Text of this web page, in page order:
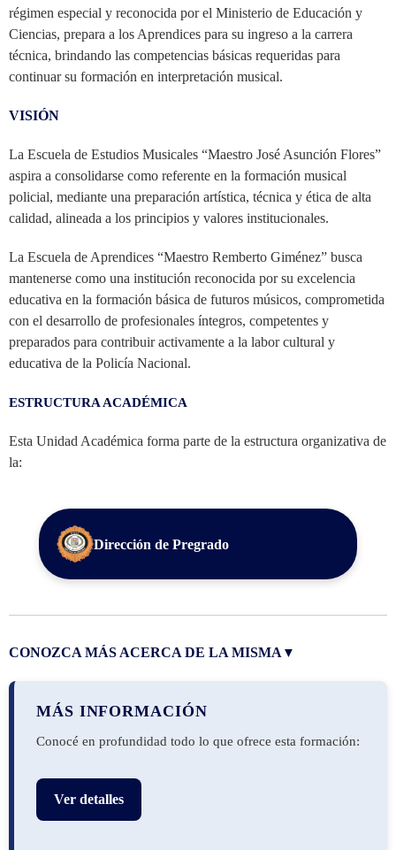
régimen especial y reconocida por el Ministerio de Educación y
Ciencias, prepara a los Aprendices para su ingreso a la carrera
técnica, brindando las competencias básicas requeridas para
continuar su formación en interpretación musical.
VISIÓN
La Escuela de Estudios Musicales “Maestro José Asunción Flores”
aspira a consolidarse como referente en la formación musical
policial, mediante una preparación artística, técnica y ética de alta
calidad, alineada a los principios y valores institucionales.
La Escuela de Aprendices “Maestro Remberto Giménez” busca
mantenerse como una institución reconocida por su excelencia
educativa en la formación básica de futuros músicos, comprometida
con el desarrollo de profesionales íntegros, competentes y
preparados para contribuir activamente a la labor cultural y
educativa de la Policía Nacional.
ESTRUCTURA ACADÉMICA
Esta Unidad Académica forma parte de la estructura organizativa de
la:
Dirección de Pregrado
CONOZCA MÁS ACERCA DE LA MISMA ▼
MÁS INFORMACIÓN
Conocé en profundidad todo lo que ofrece esta formación:
Ver detalles